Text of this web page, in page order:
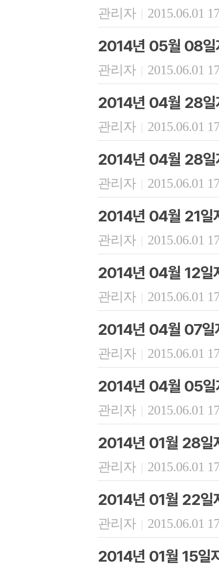
관리자 | 2015.06.01
2014년 05월 08일
관리자 | 2015.06.01
2014년 04월 28일
관리자 | 2015.06.01
2014년 04월 28일
관리자 | 2015.06.01
2014년 04월 21일
관리자 | 2015.06.01
2014년 04월 12일
관리자 | 2015.06.01
2014년 04월 07일
관리자 | 2015.06.01
2014년 04월 05일
관리자 | 2015.06.01
2014년 01월 28일
관리자 | 2015.06.01
2014년 01월 22일
관리자 | 2015.06.01
2014년 01월 15일